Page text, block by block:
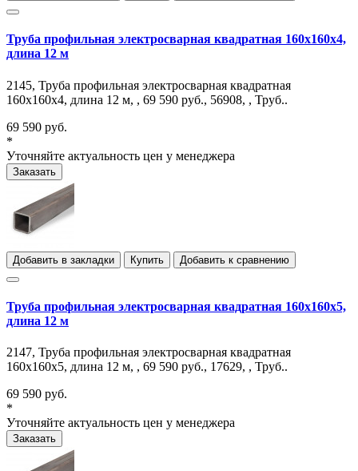
Труба профильная электросварная квадратная 160х160х4,
длина 12 м
2145, Труба профильная электросварная квадратная
160х160х4, длина 12 м, , 69 590 руб., 56908, , Труб..
69 590 руб.
*
Уточняйте актуальность цен у менеджера
Заказать
Добавить в закладки Купить Добавить к сравнению
Труба профильная электросварная квадратная 160х160х5,
длина 12 м
2147, Труба профильная электросварная квадратная
160х160х5, длина 12 м, , 69 590 руб., 17629, , Труб..
69 590 руб.
*
Уточняйте актуальность цен у менеджера
Заказать